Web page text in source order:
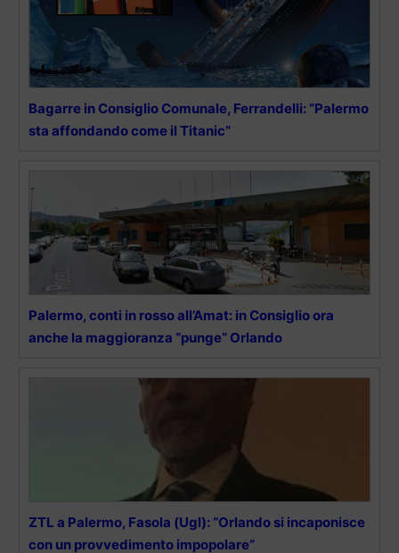
Bagarre in Consiglio Comunale, Ferrandelli: “Palermo
sta affondando come il Titanic”
Palermo, conti in rosso all’Amat: in Consiglio ora
anche la maggioranza “punge” Orlando
ZTL a Palermo, Fasola (Ugl): “Orlando si incaponisce
con un provvedimento impopolare”